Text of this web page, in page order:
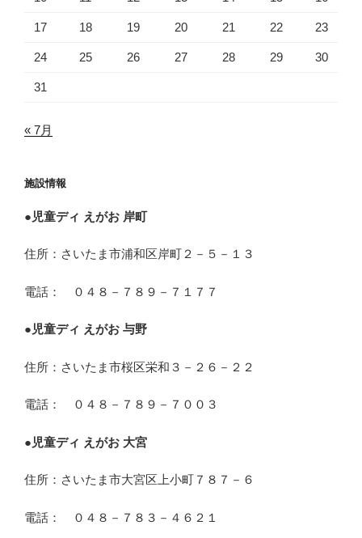
17 18 19 20 21 22 23
24 25 26 27 28 29 30
31
« 7月
施設情報
● 児童ディ えがお 岸町
住所：さいたま市浦和区岸町２－５－１３
電話： ０４８－７８９－７１７７
● 児童ディ えがお 与野
住所：さいたま市桜区栄和３－２６－２２
電話： ０４８－７８９－７００３
● 児童ディ えがお 大宮
住所：さいたま市大宮区上小町７８７－６
電話： ０４８－７８３－４６２１